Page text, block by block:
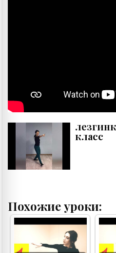
класс
Похожие уроки: